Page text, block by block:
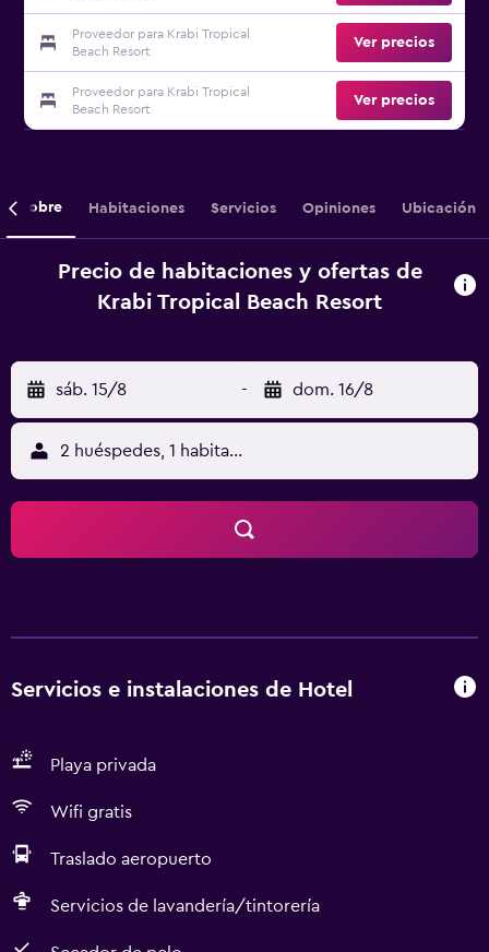
Proveedor para Krabi Tropical
Beach Resort
Ver precios
Proveedor para Krabi Tropical
Beach Resort
Ver precios
Sobre Habitaciones Servicios Opiniones Ubicación
Precio de habitaciones y ofertas de
Krabi Tropical Beach Resort
sáb. 15/8 - dom. 16/8
2 huéspedes, 1 habitación
Servicios e instalaciones de Hotel
Playa privada
Wifi gratis
Traslado aeropuerto
Servicios de lavandería/tintorería